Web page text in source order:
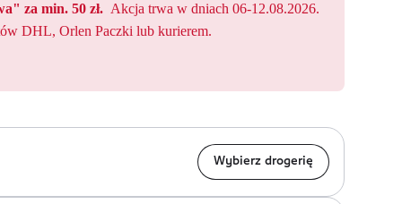
za min. 50 zł. Akcja trwa w dniach 06-12.08.2026.
DHL, Orlen Paczki lub kurierem.
Wybierz drogerię